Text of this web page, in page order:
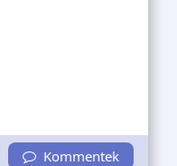
Kommentek